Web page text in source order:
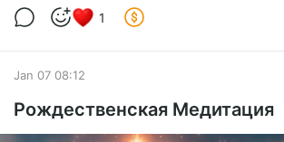
1
Jan 07 08:12
Рождественская Медитация